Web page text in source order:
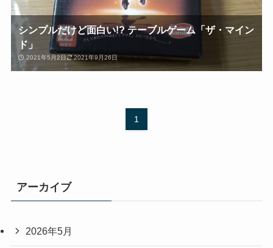
シンプルだけど面白い!? テーブルゲーム「ザ・マイン
ド」
2021年5月2日 2021年9月26日
1
アーカイブ
2026年5月